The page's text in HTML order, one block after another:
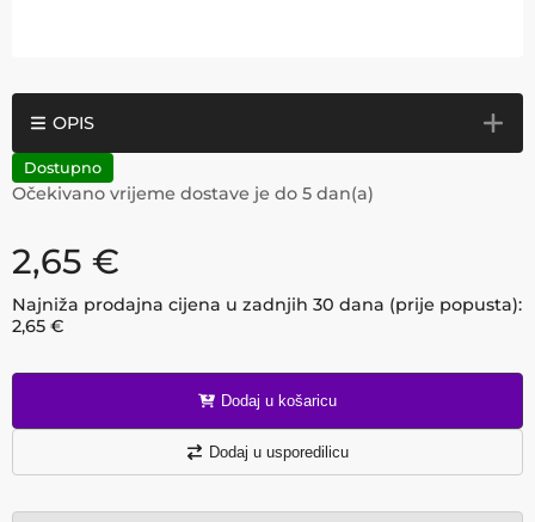
OPIS
Dostupno
Očekivano vrijeme dostave je do 5 dan(a)
2,65 €
Najniža prodajna cijena u zadnjih 30 dana (prije popusta):
2,65 €
Dodaj u košaricu
Dodaj u usporedilicu